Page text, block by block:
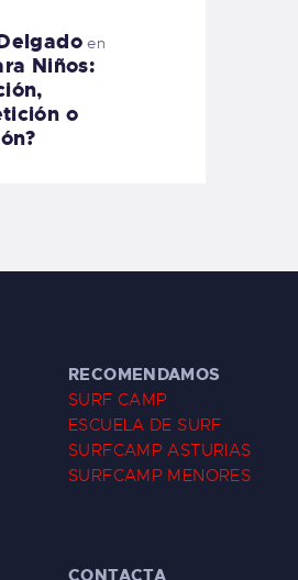
en
Niños:
o
RECOMENDAMOS
SURF CAMP
ESCUELA DE SURF
SURFCAMP ASTURIAS
SURFCAMP MENORES
CONTACTA